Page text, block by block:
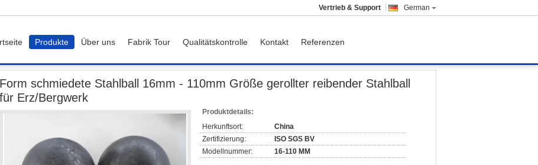
German
Vertrieb & Support
Produkte Über uns Fabrik Tour Qualitätskontrolle Kontakt Referenzen
Form schmiedete Stahlball 16mm - 110mm Größe gerollter reibender Stahlball
für Erz/Bergwerk
Produktdetails:
Herkunftsort:
China
Zertifizierung:
ISO SGS BV
Modellnummer:
16-110 MM